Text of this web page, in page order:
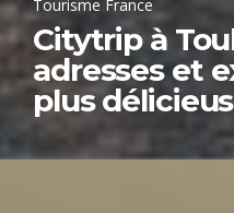
Tourisme France
Citytrip à
adresses et
plus